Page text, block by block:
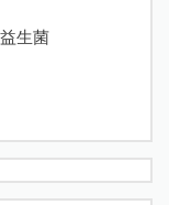
生菌